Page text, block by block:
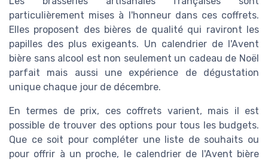
particulièrement mises à l'honneur dans ces coffrets.
Elles proposent des bières de qualité qui raviront les
papilles des plus exigeants. Un calendrier de l'Avent
bière sans alcool est non seulement un cadeau de Noël
parfait mais aussi une expérience de dégustation
unique chaque jour de décembre.
En termes de prix, ces coffrets varient, mais il est
possible de trouver des options pour tous les budgets.
Que ce soit pour compléter une liste de souhaits ou
pour offrir à un proche, le calendrier de l'Avent bière